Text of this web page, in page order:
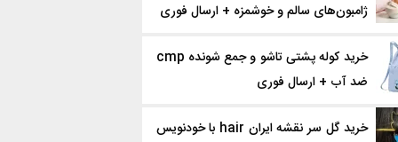
ژامبون‌های سالم و خوشمزه + ارسال فوری
خرید کوله پشتی تاشو و جمع شونده cmp
ضد آب + ارسال فوری
خرید گل سر نقشه ایران hair با خودنویس